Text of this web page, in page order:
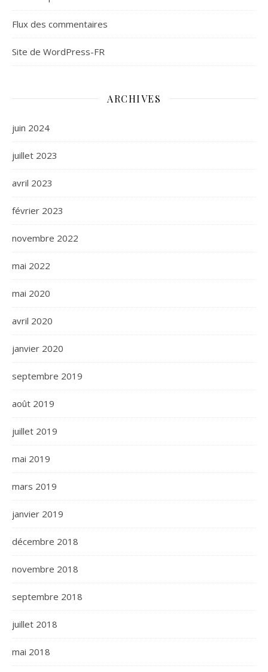
Flux des commentaires
Site de WordPress-FR
ARCHIVES
juin 2024
juillet 2023
avril 2023
février 2023
novembre 2022
mai 2022
mai 2020
avril 2020
janvier 2020
septembre 2019
août 2019
juillet 2019
mai 2019
mars 2019
janvier 2019
décembre 2018
novembre 2018
septembre 2018
juillet 2018
mai 2018